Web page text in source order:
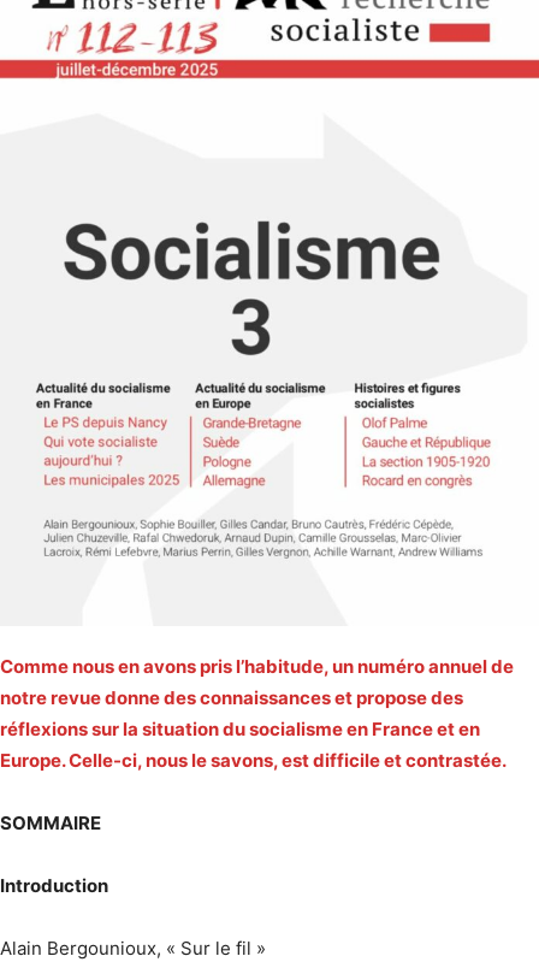
Comme nous en avons pris l’habitude, un numéro annuel de
notre revue donne des connaissances et propose des
réflexions sur la situation du socialisme en France et en
Europe. Celle-ci, nous le savons, est difficile et contrastée.
SOMMAIRE
Introduction
Alain Bergounioux, « Sur le fil »